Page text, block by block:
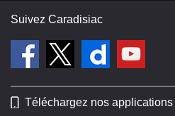
Suivez Caradisiac
Téléchargez nos